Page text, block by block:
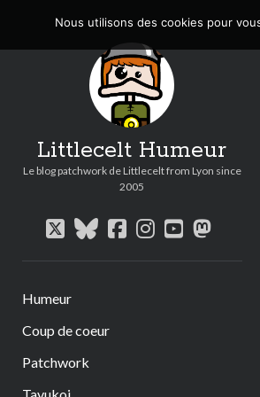
Littlecelt Humeur
Le blog patchwork de Littlecelt from Lyon since
2005
twitterbluesky
facebook
instagram
youtube
Humeur
Coup de coeur
Patchwork
Nous utilisons des cookies pour